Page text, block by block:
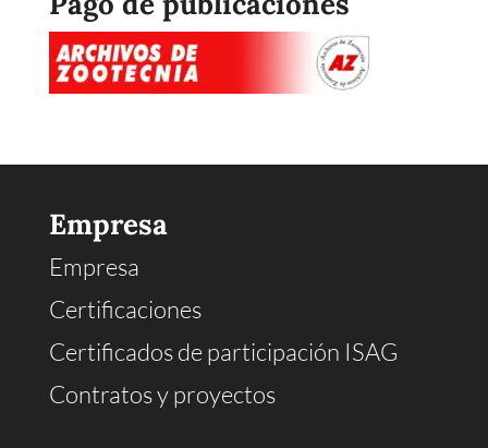
Empresa
Empresa
Certificaciones
Certificados de participación ISAG
Contratos y proyectos